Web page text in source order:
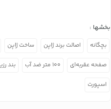
بخشها :
بچگانه اصالت برند ژاپن ساخت ژاپن
صفحه عقربه‌ای ۱۰۰ متر ضد آب بند
اسپورت